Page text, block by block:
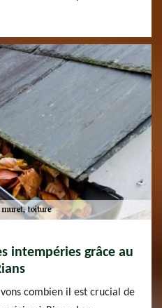
intempéries grâce au
combien il est crucial de